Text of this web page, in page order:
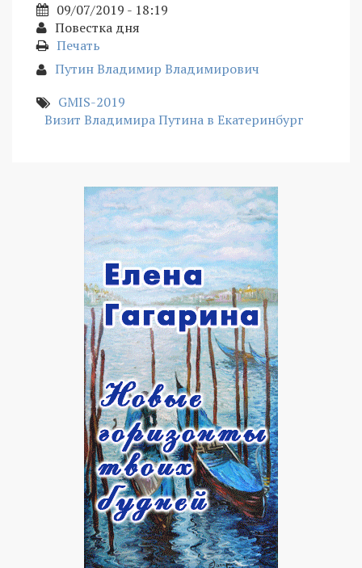
09/07/2019 - 18:19
Повестка дня
Печать
Путин Владимир Владимирович
GMIS-2019
Визит Владимира Путина в Екатеринбург